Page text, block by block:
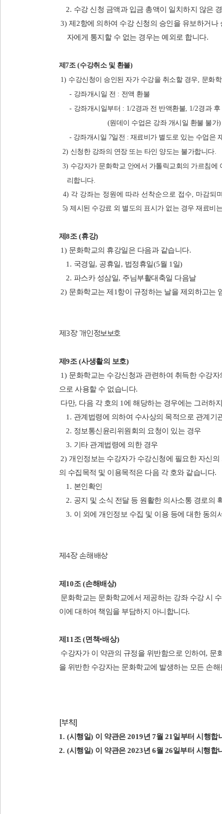
2. 수강 신청 금액과 입금 총액이 일치하지 않은
3)제 2항에 의하여 수강 신청의 승인을 유보하거나
자에게 통지할 수 없는 경우는 예외로 합니다.
제7조(수강취소 및 환불)
1) 수강신청이 승인된 자가 수강을 취소할 경우, 문화
- 강좌개시일 전 : 전액 환불
- 강좌개시일부터 : 1/2경과 전 반액환불, 1/2경과
(원데이 수업은 강좌 개시일 환불 불가)
- 강좌개시일 7일전 : 재료비가 별도로 있는 수업은
2) 신청한 강좌의 연장 또는 타인 양도는 불가합니다.
3) 수강자가 문화학교 안에서 가톨릭교회의 가르침
리합니다.
4) 각 강좌는 정원에 따라 선착순으로 접수, 마감되
5)제시된 수강료 외 별도의 표시가 없는 경우 재료비
제8조(휴강)
1) 문화학교의 휴강일은 다음과 같습니다.
1. 국경일, 공휴일, 법정휴일(5월 1 일)
2. 파스카 성삼일, 주님부활대축일 다음날
2) 문화학교는 제 1항이 규정하는 날을 제외하고는
제3장 개인정보보호
제9조(사생활의 보호)
1) 문화학교는 수강신청과 관련하여 취득한 수강
으로 사용할 수 없습니다.
다만, 다음 각 호의 1 에 해당하는 경우에는 그러하
1. 관계법령에 의하여 수사상의 목적으로 관계기
2. 정보통신윤리위원회의 요청이 있는 경우
3. 기타 관계법령에 의한 경우
2) 개인정보는 수강자가 수강신청에 필요한 자신
의 수집목적 및 이용목적은 다음 각 호와 같습니다.
1. 본인확인
2. 공지 및 소식 전달 등 원활한 의사소통 경로의
3. 이 외에 개인정보 수집 및 이용 등에 대한 동의
제4장 손해배상
제 10조(손해배상)
문화학교는 문화학교에서 제공하는 강좌 수강 시
이에 대하여 책임을 부담하지 아니합니다.
제 11 조(면책•배상)
수강자가 이 약관의 규정을 위반함으로 인하여, 문
을 위반한 수강자는 문화학교에 발생하는 모든 손
[부칙
1. (시행일) 이 약관은2019년7월21 일부터 시행합
2. (시행일) 이 약관은2023년 6월 26일부터 시행합